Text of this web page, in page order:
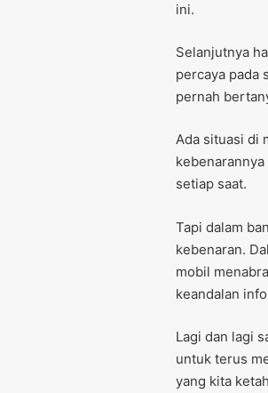
ini.
Selanjutnya
percaya pada
pernah
Ada situasi di
setiap saat.
Tapi dalam
kebenaran.
mobil
keandalan
Lagi dan lagi
untuk terus
yang kita